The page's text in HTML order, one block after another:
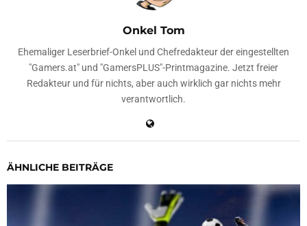
Onkel Tom
Ehemaliger Leserbrief-Onkel und Chefredakteur der eingestellten
"Gamers.at" und "GamersPLUS"-Printmagazine. Jetzt freier
Redakteur und für nichts, aber auch wirklich gar nichts mehr
verantwortlich.
ÄHNLICHE BEITRÄGE